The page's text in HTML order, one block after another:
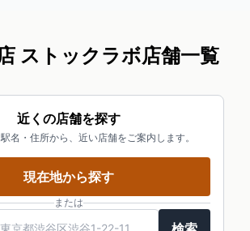
ストックラボ店舗一覧
近くの店舗を探す
名・住所から、近い店舗をご案内します。
現在地から探す
または